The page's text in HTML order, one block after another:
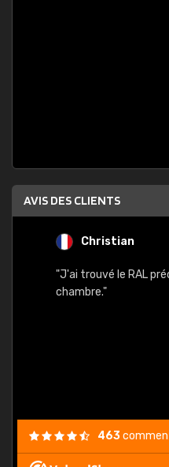
AVIS DES CLIENTS
Christian
"J'ai trouvé le RAL
chambre."
463